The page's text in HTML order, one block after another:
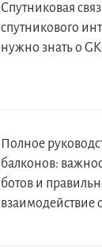
Спутниковая
спутникового
нужно знать о
Полное
балконов:
ботов и
взаимодействие